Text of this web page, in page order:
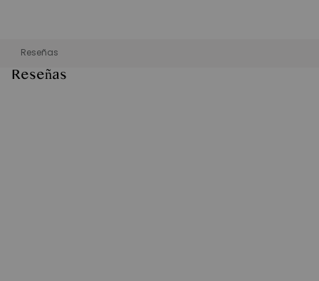
Reseñas
Reseñas